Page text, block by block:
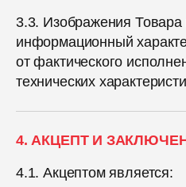
3.3. Изображения Товара
информационный
от фактического
технических
4. АКЦЕПТ И
4.1. Акцептом является: